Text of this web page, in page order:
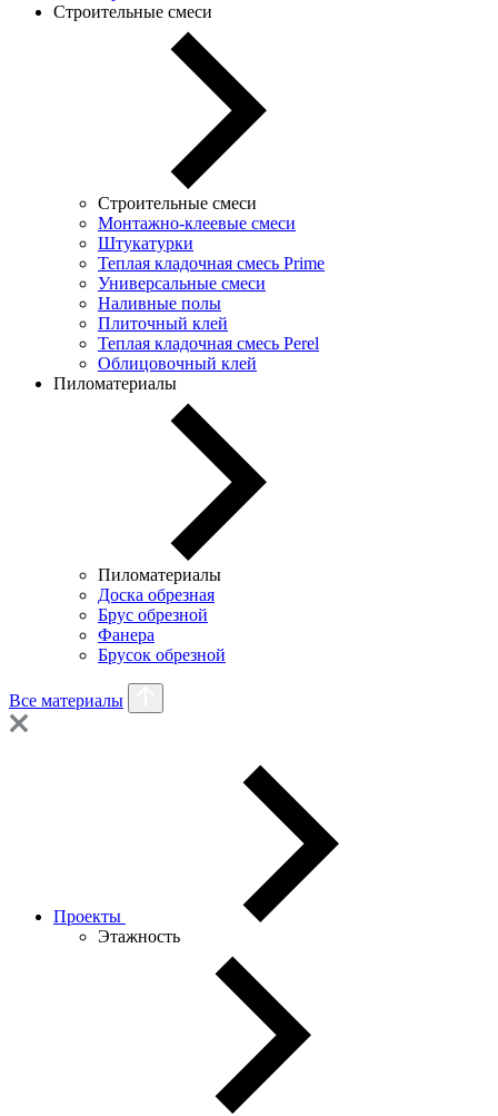
Строительные смеси
Строительные смеси
Монтажно-клеевые смеси
Штукатурки
Теплая кладочная смесь Prime
Универсальные смеси
Наливные полы
Плиточный клей
Теплая кладочная смесь Perel
Облицовочный клей
Пиломатериалы
Пиломатериалы
Доска обрезная
Брус обрезной
Фанера
Брусок обрезной
Все материалы
Проекты
Этажность